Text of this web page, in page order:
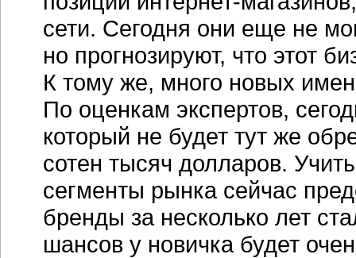
сети. Сегодня они еще не
но прогнозируют, что этот
К тому же, много новых
По оценкам экспертов,
который не будет тут же
сотен тысяч долларов.
сегменты рынка сейчас
бренды за несколько лет
шансов у новичка будет